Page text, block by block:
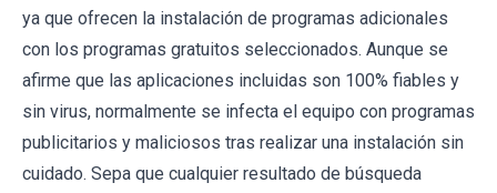
ya que ofrecen la instalación de programas adicionales
con los programas gratuitos seleccionados. Aunque se
afirme que las aplicaciones incluidas son 100% fiables y
sin virus, normalmente se infecta el equipo con programas
publicitarios y maliciosos tras realizar una instalación sin
cuidado. Sepa que cualquier resultado de búsqueda